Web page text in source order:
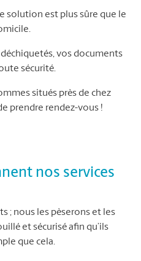
solution est plus sûre que le
vos documents
sécurité.
situés près de chez
prendre rendez-vous !
nos services
; nous les pèserons et les
et sécurisé afin qu’ils
que cela.